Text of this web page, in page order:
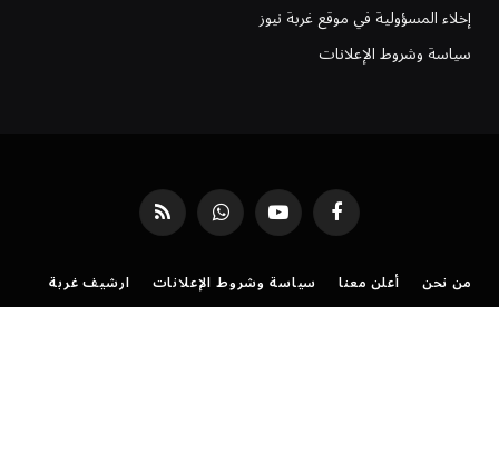
إخلاء المسؤولية في موقع غربة نيوز
سياسة وشروط الإعلانات
فيسبوك يوتيوب واتساب RSS
من نحن أعلن معنا سياسة وشروط الإعلانات
ارشيف غربة
فريق العمل
موقع غربة نيوز | شروط الخدمة وسياسة الاستخدام